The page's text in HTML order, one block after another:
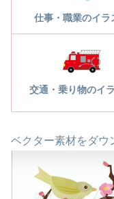
仕事・職業のイラ
交通・乗り物のイ
ベクター素材をダ